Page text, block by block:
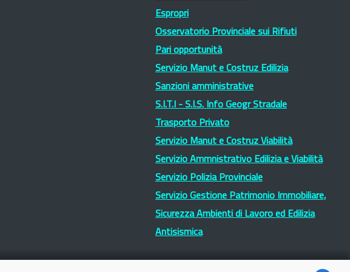
Espropri
Osservatorio Provinciale sui Rifiuti
Pari opportunità
Servizio Manut e Costruz Edilizia
Sanzioni amministrative
S.I.T.I - S.I.S. Info Geogr Stradale
Trasporto Privato
Servizio Manut e Costruz Viabilità
Servizio Ammnistrativo Edilizia e Viabilità
Servizio Polizia Provinciale
Servizio Gestione Patrimonio Immobiliare,
Sicurezza Ambienti di Lavoro ed Edilizia
Antisismica